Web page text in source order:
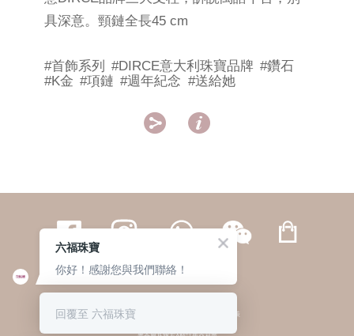
具深意。頸鏈全長45 cm
#首飾系列 #DIRCE意大利珠寶品牌 #鑽石
#K金 #項鏈 #週年紀念 #送給她
 
繁體 | 簡体
© 六福集團 版權所有 不得轉載 私隱政策
六福珠寶
你好！感謝您與我們聯絡！
回覆至 六福珠寶